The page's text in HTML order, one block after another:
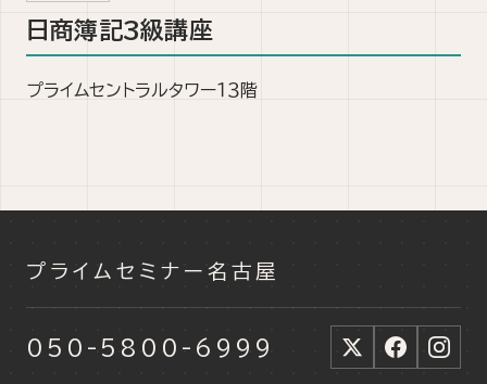
日商簿記3級講座
プライムセントラルタワー１３階
プライムセミナー名古屋
050-5800-6999